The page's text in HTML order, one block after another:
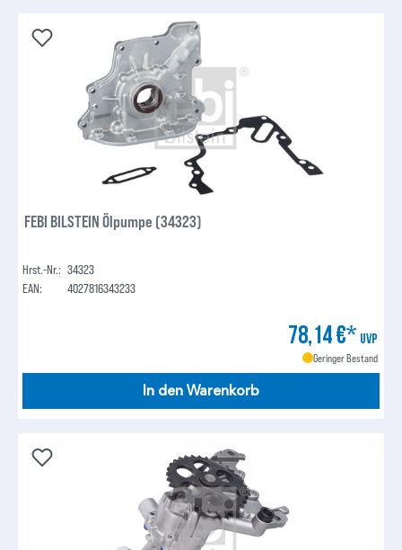
FEBI BILSTEIN Ölpumpe (34323)
Hrst.-Nr.: 34323
EAN:
4027816343233
78,14 €* UVP
Geringer Bestand
In den Warenkorb